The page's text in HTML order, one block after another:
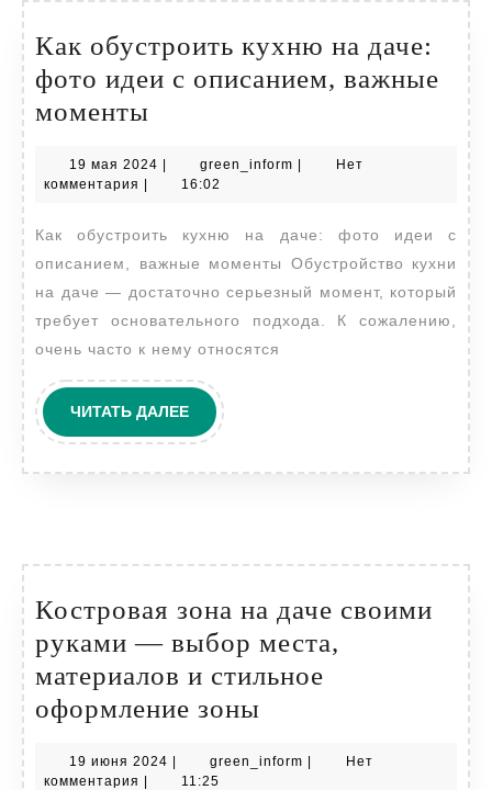
Как обустроить кухню на даче:
фото идеи с описанием, важные
моменты
кухню
даче:
фото
с
описанием,
важные
моменты
19 мая 2024 19
мая
green_inform green_inform
Нет
комментария
16:02
Как обустроить кухню на даче: фото идеи с
описанием, важные моменты Обустройство кухни
на даче — достаточно серьезный момент, который
требует основательного подхода. К сожалению,
очень часто к нему относятся
ЧИТАТЬ ДАЛЕЕЧИТАТЬ
ДАЛЕЕ
Костровая зона на даче своими
руками — выбор места,
материалов и стильное
оформление зоны
на
19 июня 2024 19
июня
| green_inform green_inform
|
Нет
комментария | 11:25